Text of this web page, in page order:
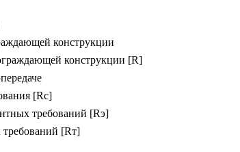
конструкции
конструкции [R]
[Rс]
требований [Rэ]
требований [Rт]